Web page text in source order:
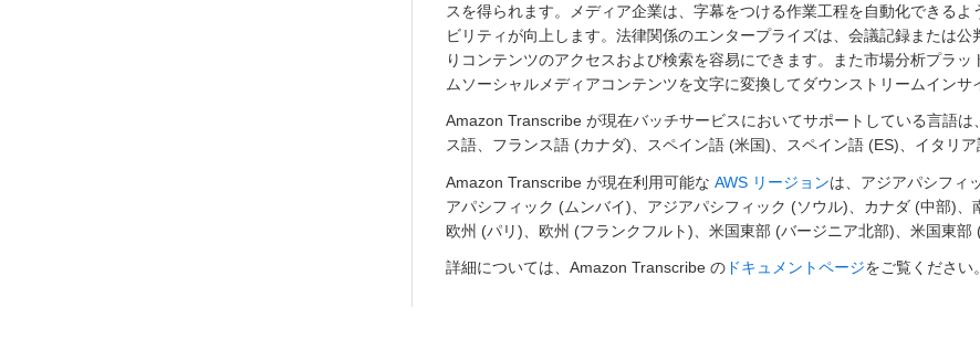
スを得られます。メディア企業は、字幕をつける作業工程を自動化できる
ビリティが向上します。法律関係のエンタープライズは、会議記録または
りコンテンツのアクセスおよび検索を容易にできます。また市場分析プラ
ムソーシャルメディアコンテンツを文字に変換してダウンストリームインサ
Amazon Transcribe が現在バッチサービスにおいてサポートしている言語
ス語、フランス語 (カナダ)、スペイン語 (米国)、スペイン語 (ES)、イタリ
Amazon Transcribe が現在利用可能な AWS リージョンは、アジアパシフィ
アパシフィック (ムンバイ)、アジアパシフィック (ソウル)、カナダ (中部)
欧州 (パリ)、欧州 (フランクフルト)、米国東部 (バージニア北部)、米国東部
詳細については、Amazon Transcribe の ドキュメントページをご覧ください。